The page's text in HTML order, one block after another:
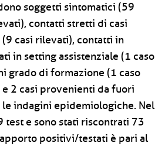
soggetti sintomatici (59
contatti stretti di casi
casi rilevati), contatti in
in setting assistenziale (1 caso
grado di formazione (1 caso
2 casi provenienti da fuori
indagini epidemiologiche. Nel
test e sono stati riscontrati 73
positivi/testati è pari al